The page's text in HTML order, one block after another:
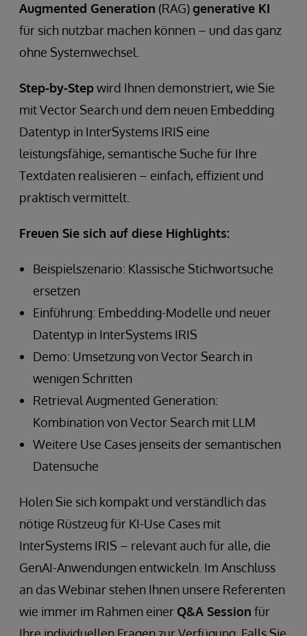
Augmented Generation (RAG)generative KI
für sich nutzbar machen können – und das ganz
ohne Systemwechsel.
Step-by-Stepwird Ihnen demonstriert, wie Sie
mit Vector Search und dem neuen Embedding
Datentyp in InterSystems IRIS eine
leistungsfähige, semantische Suche für Ihre
Textdaten realisieren – einfach, effizient und
praktisch vermittelt.
Freuen Sie sich auf diese Highlights:
Beispielszenario: Klassische Stichwortsuche
ersetzen
Einführung: Embedding-Modelle und neuer
Datentyp in InterSystems IRIS
Demo: Umsetzung von Vector Search in
wenigen Schritten
Retrieval Augmented Generation:
Kombination von Vector Search mit LLM
Weitere Use Cases jenseits der semantischen
Datensuche
Holen Sie sich kompakt und verständlich das
nötige Rüstzeug für KI-Use Cases mit
InterSystems IRIS – relevant auch für alle, die
GenAI-Anwendungen entwickeln. Im Anschluss
an das Webinar stehen Ihnen unsere Referenten
wie immer im Rahmen einer Q&A Session für